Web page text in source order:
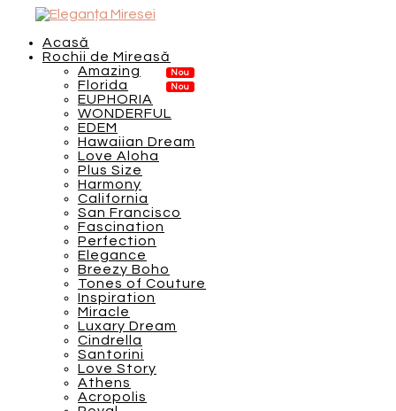
Acasă
Rochii de Mireasă
Amazing
Florida
EUPHORIA
WONDERFUL
EDEM
Hawaiian Dream
Love Aloha
Plus Size
Harmony
California
San Francisco
Fascination
Perfection
Elegance
Breezy Boho
Tones of Couture
Inspiration
Miracle
Luxary Dream
Cindrella
Santorini
Love Story
Athens
Acropolis